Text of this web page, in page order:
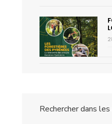
Rechercher dans